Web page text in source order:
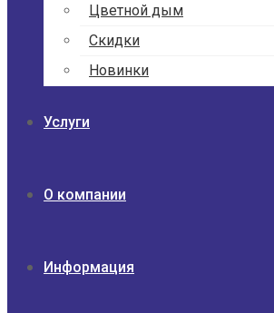
Цветной дым
Скидки
Новинки
Услуги
О компании
Информация